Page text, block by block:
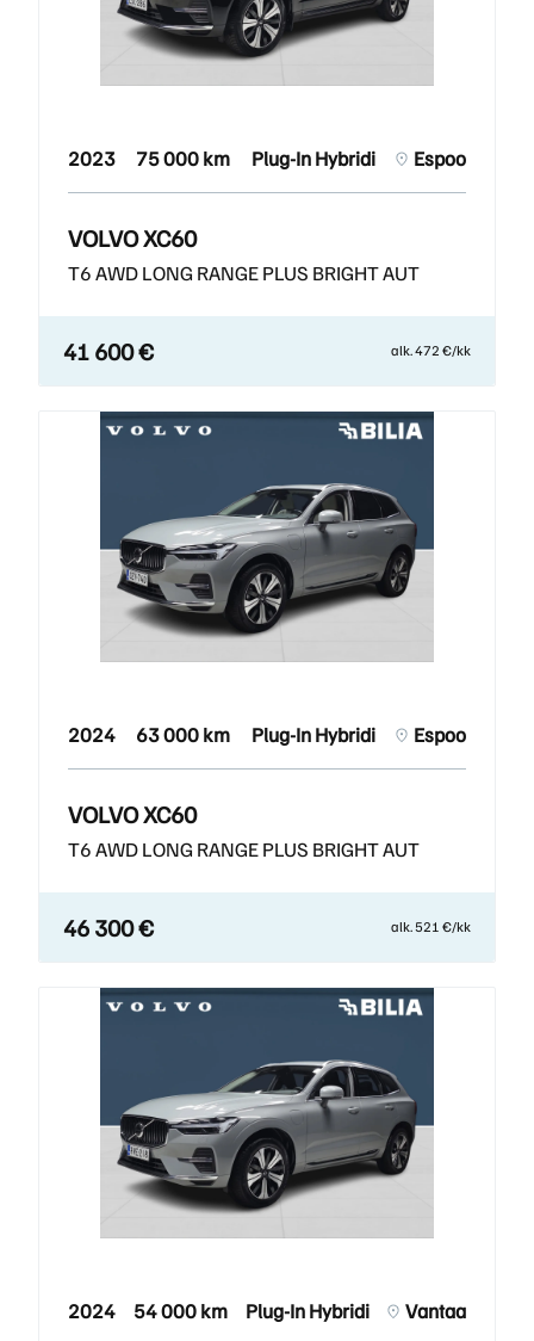
2023 75 000 km Plug-In Hybridi Espoo
VOLVO XC60
T6 AWD LONG RANGE PLUS BRIGHT AUT
41 600 € alk. 472 €/kk
2024 63 000 km Plug-In Hybridi Espoo
VOLVO XC60
T6 AWD LONG RANGE PLUS BRIGHT AUT
46 300 € alk. 521 €/kk
2024 54 000 km Plug-In Hybridi Vantaa